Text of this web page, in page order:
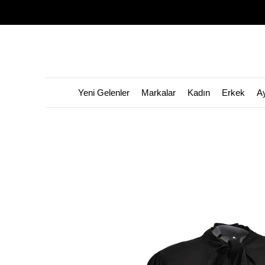
Yeni Gelenler Markalar Kadın Erkek